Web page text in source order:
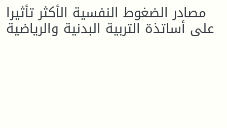
مصادر الضغوط النفسية الأكثر تأثيرا
على أساتذة التربية البدنية والرياضية